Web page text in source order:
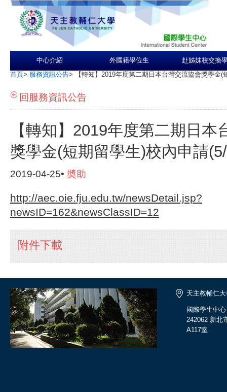
中心介紹 外國籍學位生 赴姊妹校交換
首頁> 服務資訊公告> 【轉知】2019年度第二期日本台灣交流協會獎學金
回服務資訊公告
【轉知】2019年度第二期日本
獎學金(短期留學生)校內申請
2019-04-25• 奬助
http://aec.oie.fju.edu.tw/newsDetail.jsp?
newsID=162&newsClassID=12
附件下載
天主教輔仁
國際學生中心
242062 新北
A117室